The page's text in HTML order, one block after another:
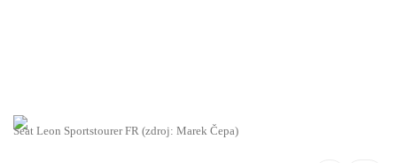
Seat Leon Sportstourer FR (zdroj: Marek Čepa)